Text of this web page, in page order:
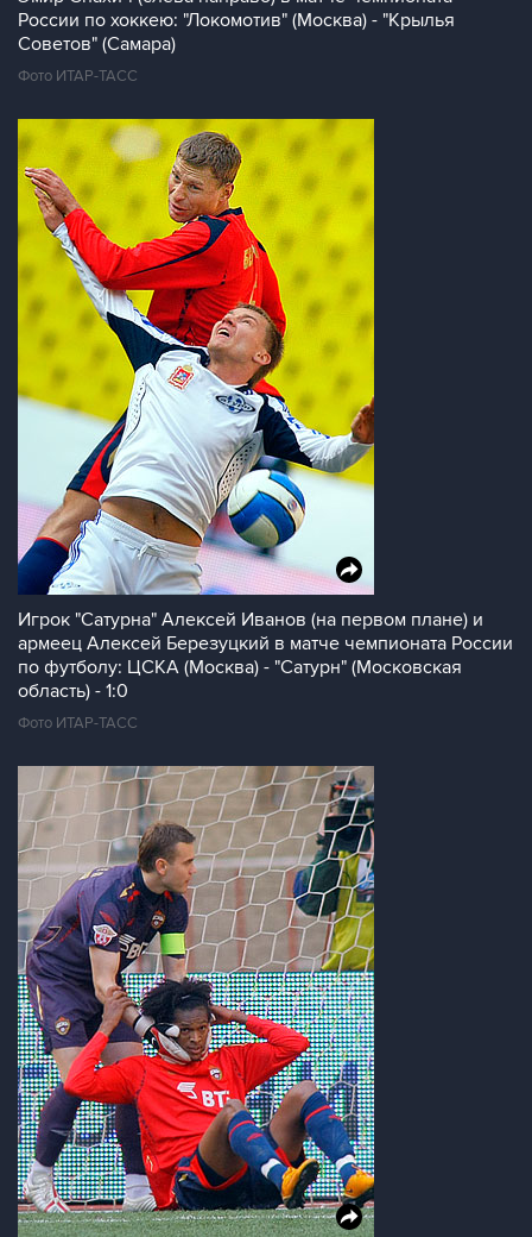
России по хоккею: "Локомотив" (Москва) - "Крылья
Советов" (Самара)
Фото ИТАР-ТАСС
Игрок "Сатурна" Алексей Иванов (на первом плане) и
армеец Алексей Березуцкий в матче чемпионата России
по футболу: ЦСКА (Москва) - "Сатурн" (Московская
область) - 1:0
Фото ИТАР-ТАСС